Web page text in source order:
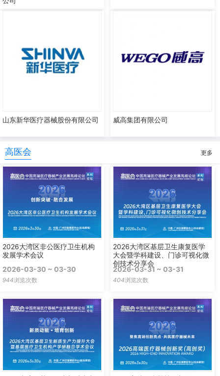
山东新华医疗器械股份有限公司 威高集团有限公司
高医会 更多
2026大湾区非公医疗卫生机构
发展学术会议
2026-03-30 ~ 03-30
944浏览次数
2026大湾区基层卫生康复医学
大会暨学科建设、门诊可视化微
创技术分享会
2026-03-31 ~ 03-31
404浏览次数